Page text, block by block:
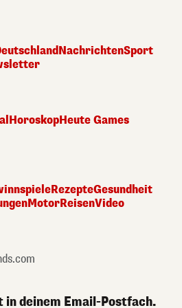
NachrichtenSport
HoroskopHeute Games
RezepteGesundheit
MotorReisenVideo
deinem Email-Postfach.